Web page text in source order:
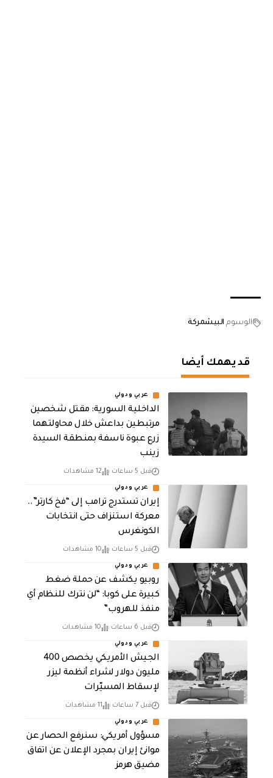
الوسوم البيشمركة
قد يهمك أيضا
عربي ودولي
الداخلية السورية: مقتل شخصين
مرتبطين بداعش خلال محاولتهما
زرع عبوة ناسفة بمنطقة السيدة
زينب
قبل 5 ساعات 12 مشاهدات
عربي ودولي
إيران تستدرج ترامب إلى “فخ كارتر”..
معركة استنزاف حتى انتخابات
الكونغرس
قبل 5 ساعات 10 مشاهدات
عربي ودولي
روبيو يكشف عن حملة ضغط
كبيرة على كوبا: “لن نترك للنظام أي
منفذ للهروب”
قبل 6 ساعات 10 مشاهدات
عربي ودولي
الجيش الأمريكي يخصص 400
مليون دولار لشراء أنظمة ليزر
لإسقاط المسيّرات
قبل 7 ساعات 11 مشاهدات
عربي ودولي
مسؤول أمريكي: سنرفع الحصار عن
موانئ إيران بمجرد الإعلان عن اتفاق
مضيق هرمز